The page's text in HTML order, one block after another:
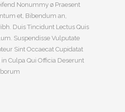
Nonummy ø Praesent
et, Bibendum an,
Duis Tincidunt Lectus Quis
Suspendisse Vulputate
Sint Occaecat Cupidatat
Culpa Qui Officia Deserunt